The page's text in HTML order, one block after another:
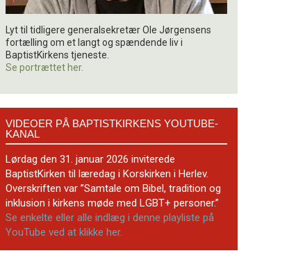
Lyt til tidligere generalsekretær Ole Jørgensens
fortælling om et langt og spændende liv i
BaptistKirkens tjeneste.
Se portrættet her.
BaptistKirkens
YouTube-
kanal
VIDEOER PÅ BAPTISTKIRKENS YOUTUBE-
KANAL
Lørdag den 31. januar 2026 inviterede
BaptistKirken til læredag i Korskirken i Herlev.
Overskriften var ”Samtale om Bibel, tradition og
inklusion i kirkens møde med LGBT+ personer.”
Se enkelte eller alle indlæg i denne playliste på
YouTube ved at klikke her.